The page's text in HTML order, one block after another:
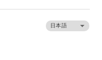
日本語